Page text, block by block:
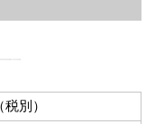
別）